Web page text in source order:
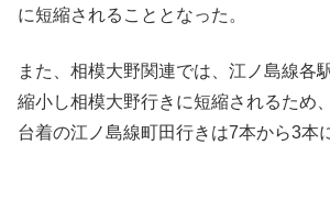
に短縮されることとなった。
また、相模大野関連では、江ノ島線各
縮小し相模大野行きに短縮されるため
台着の江ノ島線町田行きは7本から3本